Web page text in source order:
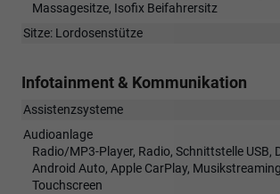
Massagesitze, Isofix Beifahrersitz
Sitze: Lordosenstütze
Infotainment & Kommunikation
Assistenzsysteme
Audioanlage
Radio/MP3-Player, Radio, Schnittstelle USB,
Android Auto, Apple CarPlay,
Touchscreen